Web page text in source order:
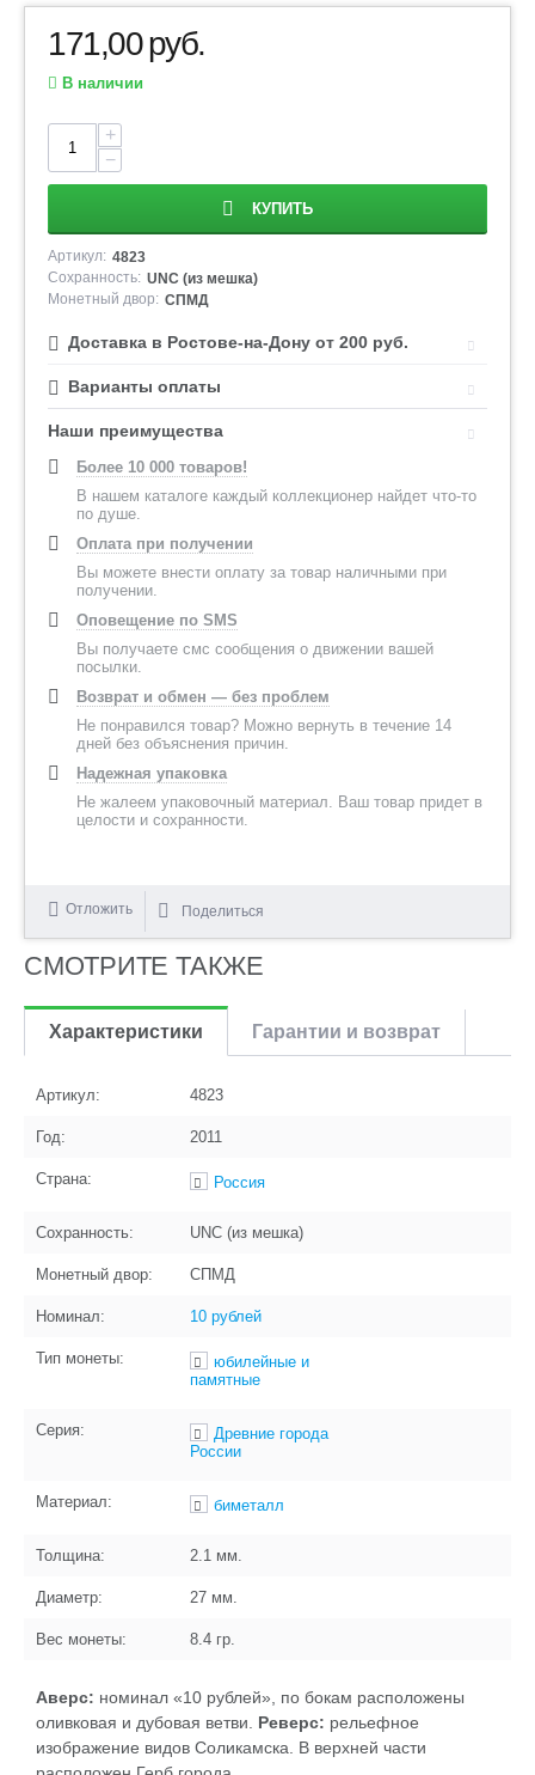
171,00руб.
В наличии
+
−
КУПИТЬ
Артикул: 4823
Сохранность: UNC (из мешка)
Монетный двор: СПМД
Доставка в Ростове-на-Дону от 200 руб.
Варианты оплаты
Наши преимущества
Более 10 000 товаров!
В нашем каталоге каждый коллекционер найдет что-то
по душе.
Оплата при получении
Вы можете внести оплату за товар наличными при
получении.
Оповещение по SMS
Вы получаете смс сообщения о движении вашей
посылки.
Возврат и обмен — без проблем
Не понравился товар? Можно вернуть в течение 14
дней без объяснения причин.
Надежная упаковка
Не жалеем упаковочный материал. Ваш товар придет в
целости и сохранности.
Отложить Поделиться
СМОТРИТЕ ТАКЖЕ
Характеристики Гарантии и возврат
Артикул: 4823
Год: 2011
Страна: Россия
Сохранность: UNC (из мешка)
Монетный двор: СПМД
Номинал: 10 рублей
Тип монеты:
юбилейные и
памятные
Серия:
Древние города
России
Материал: биметалл
Толщина: 2.1 мм.
Диаметр: 27 мм.
Вес монеты: 8.4 гр.
Аверс: номинал «10 рублей», по бокам расположены
оливковая и дубовая ветви. Реверс: рельефное
изображение видов Соликамска. В верхней части